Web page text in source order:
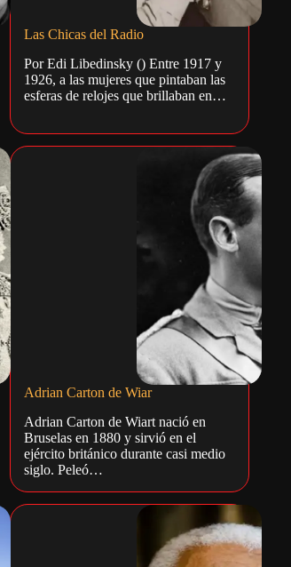
Las Chicas del Radio
Por Edi Libedinsky () Entre 1917 y
1926, a las mujeres que pintaban las
esferas de relojes que brillaban en…
Adrian Carton de Wiar
Adrian Carton de Wiart nació en
Bruselas en 1880 y sirvió en el
ejército británico durante casi medio
siglo. Peleó…